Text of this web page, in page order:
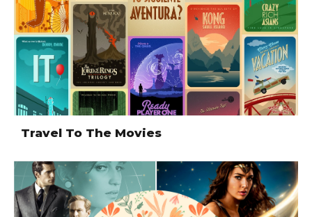
Travel To The Movies